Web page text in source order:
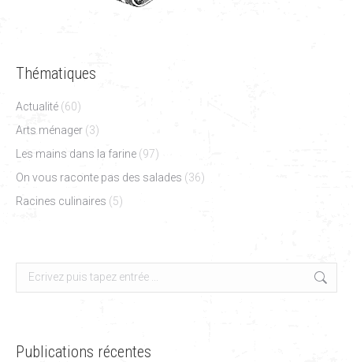
Thématiques
Actualité (60)
Arts ménager (3)
Les mains dans la farine (97)
On vous raconte pas des salades (36)
Racines culinaires (5)
Search:
Publications récentes